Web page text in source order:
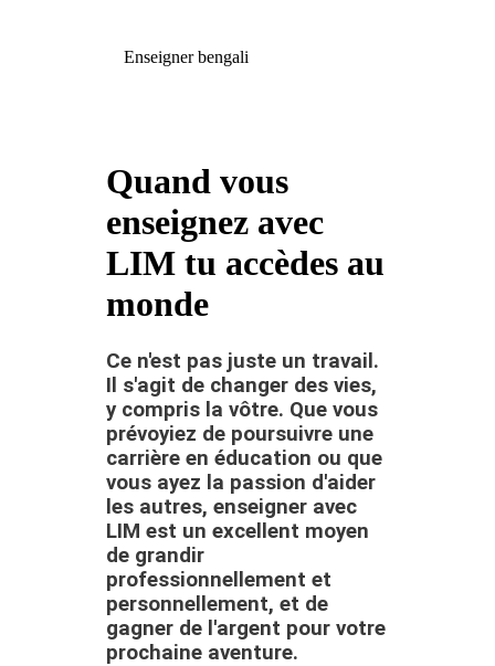
Enseigner bengali
Quand vous
enseignez avec
LIM tu accèdes au
monde
Ce n'est pas juste un travail.
Il s'agit de changer des vies,
y compris la vôtre. Que vous
prévoyiez de poursuivre une
carrière en éducation ou que
vous ayez la passion d'aider
les autres, enseigner avec
LIM est un excellent moyen
de grandir
professionnellement et
personnellement, et de
gagner de l'argent pour votre
prochaine aventure.